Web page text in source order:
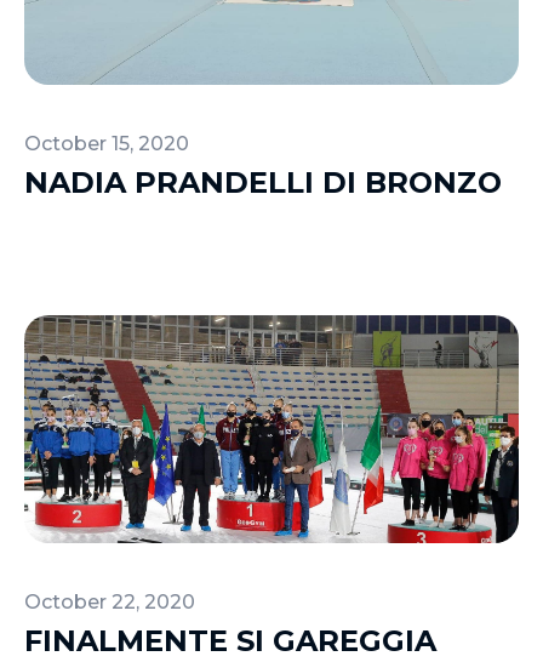
October 15, 2020
NADIA PRANDELLI DI BRONZO
October 22, 2020
FINALMENTE SI GAREGGIA